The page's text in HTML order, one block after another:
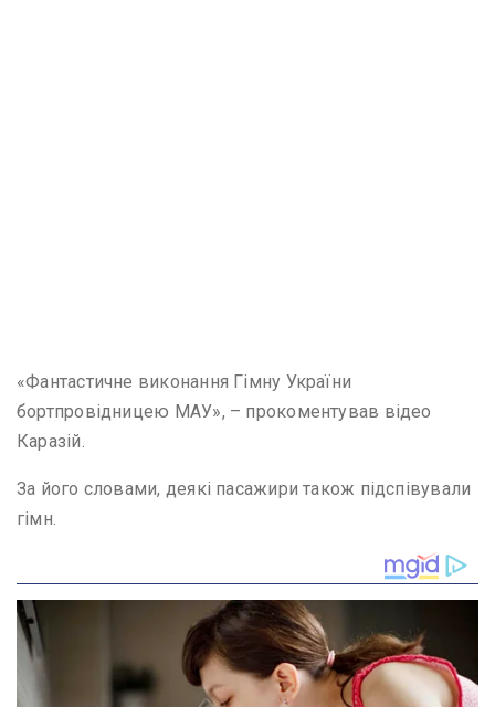
«Фантастичне виконання Гімну України
бортпровідницею МАУ», – прокоментував відео
Каразій.
За його словами, деякі пасажири також підспівували
гімн.